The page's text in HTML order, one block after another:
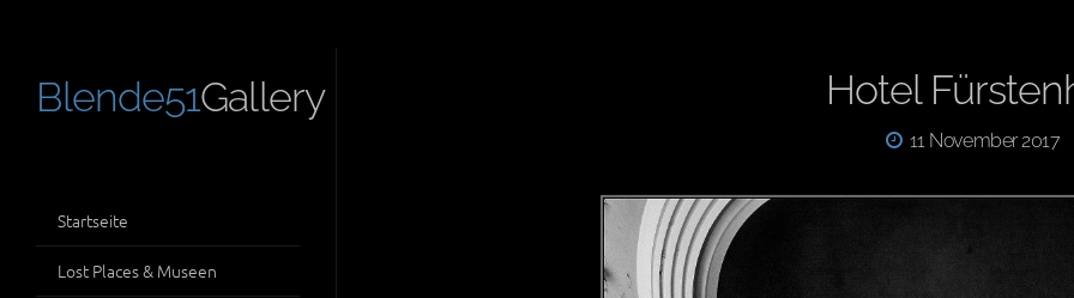
Blende51Gallery
Startseite
Lost Places & Museen
Hotel
11 November 2017